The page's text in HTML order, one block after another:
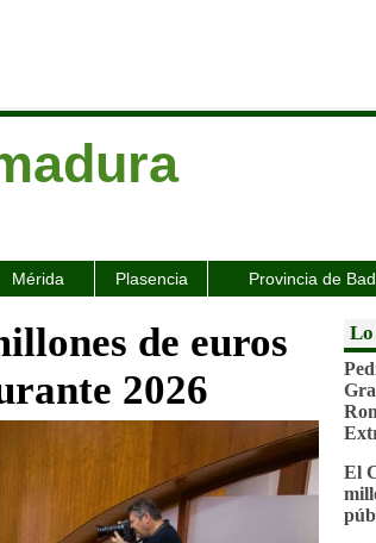
Mérida Plasencia Provincia de
de euros
2026
Lo
El